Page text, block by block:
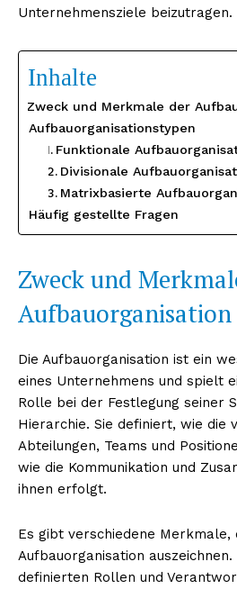
Unternehmensziele beizutragen.
Inhalte
Zweck und Merkmale der
Aufbauorganisationstypen
Funktionale
Divisionale
Matrixbasierte
Häufig gestellte Fragen
Zweck und
Aufbauorganisation
Die Aufbauorganisation ist ein
eines Unternehmens und spielt
Rolle bei der Festlegung seiner
Hierarchie. Sie definiert, wie die
Abteilungen, Teams und
wie die Kommunikation und
ihnen erfolgt.
Es gibt verschiedene Merkmale,
Aufbauorganisation
definierten Rollen und